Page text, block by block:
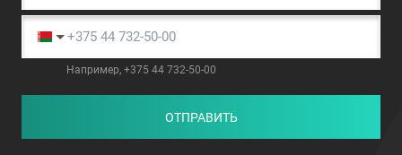
Например, +375 44 732-50-00
ОТПРАВИТЬ